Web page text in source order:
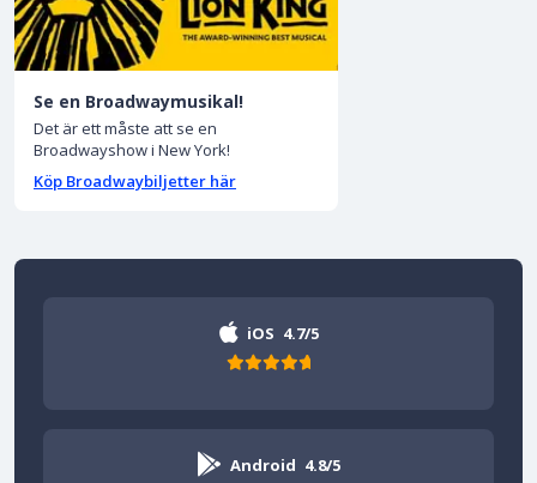
Se en Broadwaymusikal!
Det är ett måste att se en
Broadwayshow i New York!
Köp Broadwaybiljetter här
iOS 4.7/5
Android 4.8/5